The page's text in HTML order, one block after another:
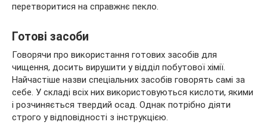
перетворитися на справжнє пекло.
Готові засоби
Говорячи про використання готових засобів для
чищення, досить вирушити у відділ побутової хімії.
Найчастіше назви спеціальних засобів говорять самі за
себе. У складі всіх них використовуються кислоти, якими
і розчиняється твердий осад. Однак потрібно діяти
строго у відповідності з інструкцією.